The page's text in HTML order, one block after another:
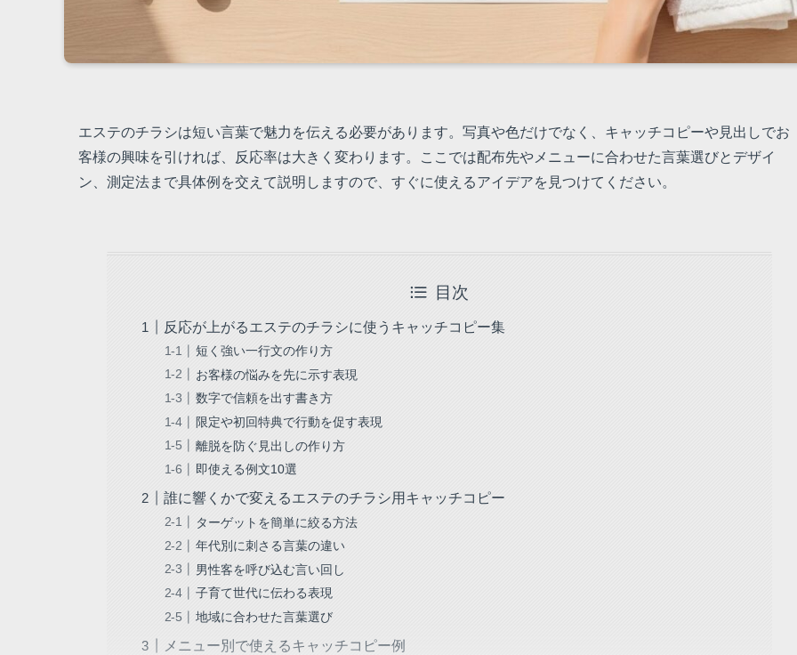
エステのチラシは短い言葉で魅力を伝える必要があります。写真や色だけでなく、キャッチコピーや見出しでお
客様の興味を引ければ、反応率は大きく変わります。ここでは配布先やメニューに合わせた言葉選びとデザイ
ン、測定法まで具体例を交えて説明しますので、すぐに使えるアイデアを見つけてください。
目次
反応が上がるエステのチラシに使うキャッチコピー集
短く強い一行文の作り方
お客様の悩みを先に示す表現
数字で信頼を出す書き方
限定や初回特典で行動を促す表現
離脱を防ぐ見出しの作り方
即使える例文10選
誰に響くかで変えるエステのチラシ用キャッチコピー
ターゲットを簡単に絞る方法
年代別に刺さる言葉の違い
男性客を呼び込む言い回し
子育て世代に伝わる表現
地域に合わせた言葉選び
メニュー別で使えるキャッチコピー例